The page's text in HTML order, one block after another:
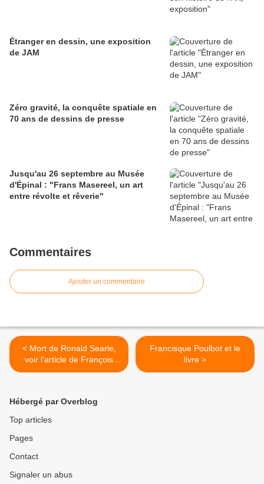
Étranger en dessin, une exposition
de JAM
Zéro gravité, la conquête spatiale en
70 ans de dessins de presse
Jusqu'au 26 septembre au Musée
d'Épinal : "Frans Masereel, un art
entre révolte et rêverie"
Commentaires
Ajouter un commentaire
< Mort de Ronald Searle,
voir l'article de François
Forcadell
Francisque Poulbot et le
livre >
Hébergé par Overblog
Top articles
Pages
Contact
Signaler un abus